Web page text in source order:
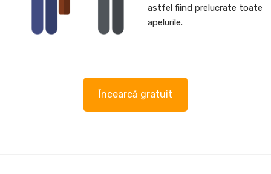
astfel fiind prelucrate toate
apelurile.
Încearcă gratuit